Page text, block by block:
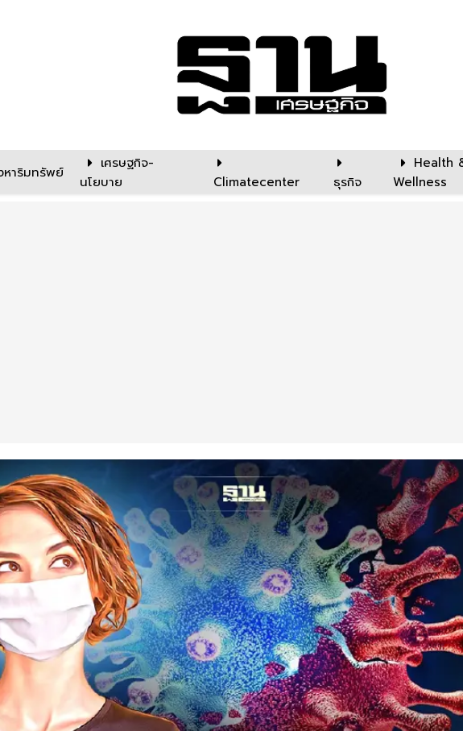
หาริมทรัพย์
เศรษฐกิจ-
นโยบาย
Climatecenter ธุรกิจ
Health
Wellness